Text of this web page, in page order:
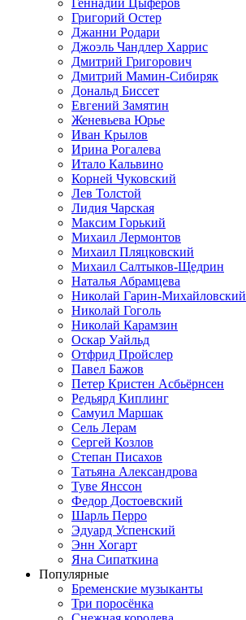
Геннадий Цыферов
Григорий Остер
Джанни Родари
Джоэль Чандлер Харрис
Дмитрий Григорович
Дмитрий Мамин-Сибиряк
Дональд Биссет
Евгений Замятин
Женевьева Юрье
Иван Крылов
Ирина Рогалева
Итало Кальвино
Корней Чуковский
Лев Толстой
Лидия Чарская
Максим Горький
Михаил Лермонтов
Михаил Пляцковский
Михаил Салтыков-Щедрин
Наталья Абрамцева
Николай Гарин-Михайловский
Николай Гоголь
Николай Карамзин
Оскар Уайльд
Отфрид Пройслер
Павел Бажов
Петер Кристен Асбьёрнсен
Редьярд Киплинг
Самуил Маршак
Сель Лерам
Сергей Козлов
Степан Писахов
Татьяна Александрова
Туве Янссон
Федор Достоевский
Шарль Перро
Эдуард Успенский
Энн Хогарт
Яна Сипаткина
Популярные
Бременские музыканты
Три поросёнка